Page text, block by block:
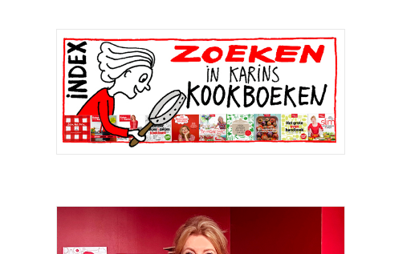
Primaire
Sidebar